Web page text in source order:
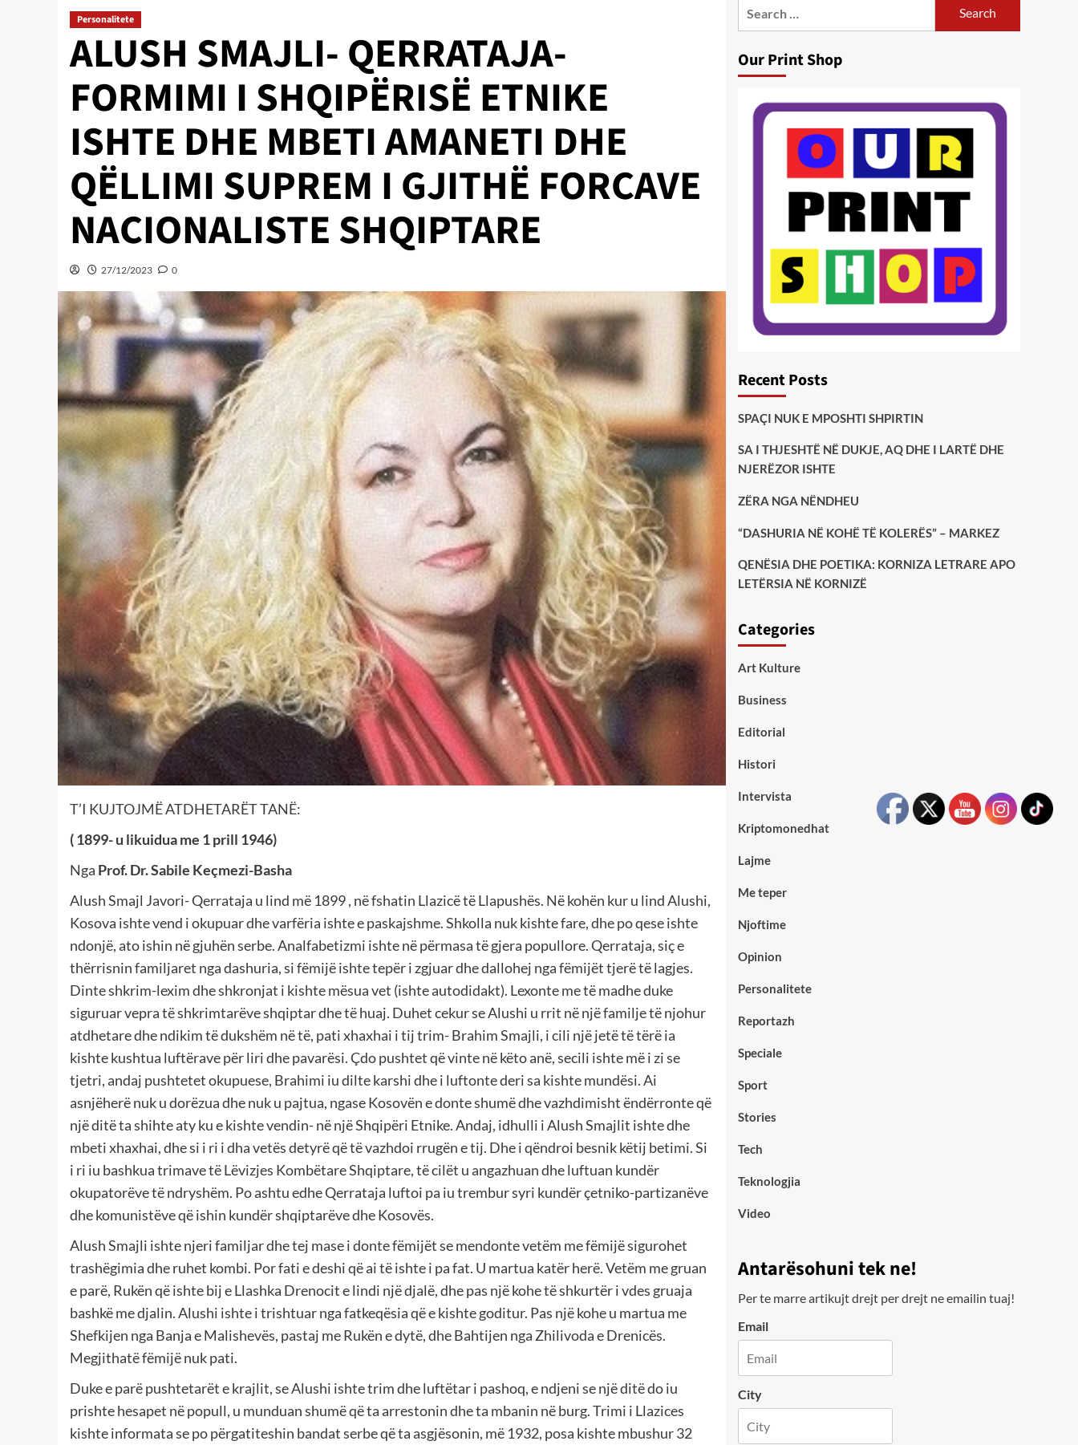
Personalitete
ALUSH SMAJLI- QERRATAJA-
FORMIMI I SHQIPËRISË ETNIKE
ISHTE DHE MBETI AMANETI DHE
QËLLIMI SUPREM I GJITHË FORCAVE
NACIONALISTE SHQIPTARE
27/12/2023 0
T’I KUJTOJMË ATDHETARËT TANË:
( 1899- u likuidua me 1 prill 1946)
Nga Prof. Dr. Sabile Keçmezi-Basha
Alush Smajl Javori- Qerrataja u lind më 1899 , në fshatin Llazicë të Llapushës. Në kohën kur u lind Alushi,
Kosova ishte vend i okupuar dhe varfëria ishte e paskajshme. Shkolla nuk kishte fare, dhe po qese ishte
ndonjë, ato ishin në gjuhën serbe. Analfabetizmi ishte në përmasa të gjera popullore. Qerrataja, siç e
thërrisnin familjaret nga dashuria, si fëmijë ishte tepër i zgjuar dhe dallohej nga fëmijët tjerë të lagjes.
Dinte shkrim-lexim dhe shkronjat i kishte mësua vet (ishte autodidakt). Lexonte me të madhe duke
siguruar vepra të shkrimtarëve shqiptar dhe të huaj. Duhet cekur se Alushi u rrit në një familje të njohur
atdhetare dhe ndikim të dukshëm në të, pati xhaxhai i tij trim- Brahim Smajli, i cili një jetë të tërë ia
kishte kushtua luftërave për liri dhe pavarësi. Çdo pushtet që vinte në këto anë, secili ishte më i zi se
tjetri, andaj pushtetet okupuese, Brahimi iu dilte karshi dhe i luftonte deri sa kishte mundësi. Ai
asnjëherë nuk u dorëzua dhe nuk u pajtua, ngase Kosovën e donte shumë dhe vazhdimisht ëndërronte që
një ditë ta shihte aty ku e kishte vendin- në një Shqipëri Etnike. Andaj, idhulli i Alush Smajlit ishte dhe
mbeti xhaxhai, dhe si i ri i dha vetës detyrë që të vazhdoi rrugën e tij. Dhe i qëndroi besnik këtij betimi. Si
i ri iu bashkua trimave të Lëvizjes Kombëtare Shqiptare, të cilët u angazhuan dhe luftuan kundër
okupatorëve të ndryshëm. Po ashtu edhe Qerrataja luftoi pa iu trembur syri kundër çetniko-partizanëve
dhe komunistëve që ishin kundër shqiptarëve dhe Kosovës.
Alush Smajli ishte njeri familjar dhe tej mase i donte fëmijët se mendonte vetëm me fëmijë sigurohet
trashëgimia dhe ruhet kombi. Por fati e deshi që ai të ishte i pa fat. U martua katër herë. Vetëm me gruan
e parë, Rukën që ishte bij e Llashka Drenocit e lindi një djalë, dhe pas një kohe të shkurtër i vdes gruaja
bashkë me djalin. Alushi ishte i trishtuar nga fatkeqësia që e kishte goditur. Pas një kohe u martua me
Shefkijen nga Banja e Malishevës, pastaj me Rukën e dytë, dhe Bahtijen nga Zhilivoda e Drenicës.
Megjithatë fëmijë nuk pati.
Duke e parë pushtetarët e krajlit, se Alushi ishte trim dhe luftëtar i pashoq, e ndjeni se një ditë do iu
prishte hesapet në popull, u munduan shumë që ta arrestonin dhe ta mbanin në burg. Trimi i Llazices
kishte informata se po përgatiteshin bandat serbe që ta asgjësonin, më 1932, posa kishte mbushur 32
Our Print Shop
Recent Posts
SPAÇI NUK E MPOSHTI SHPIRTIN
SA I THJESHTË NË DUKJE, AQ DHE I LARTË DHE
NJERËZOR ISHTE
ZËRA NGA NËNDHEU
“DASHURIA NË KOHË TË KOLERËS” – MARKEZ
QENËSIA DHE POETIKA: KORNIZA LETRARE APO
LETËRSIA NË KORNIZË
Categories
Art Kulture
Business
Editorial
Histori
Intervista
Kriptomonedhat
Lajme
Me teper
Njoftime
Opinion
Personalitete
Reportazh
Speciale
Sport
Stories
Tech
Teknologjia
Video
Antarësohuni tek ne!
Per te marre artikujt drejt per drejt ne emailin tuaj!
Email
City